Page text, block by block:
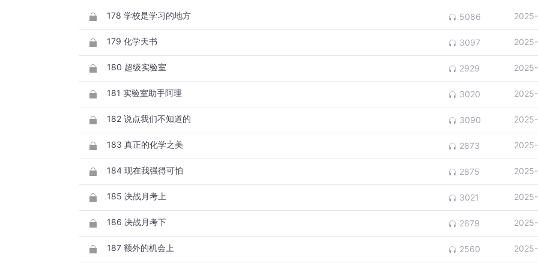
178 学校是学习的地方 5086
179 化学天书 3097
180 超级实验室 2929
181 实验室助手阿理 3020
182 说点我们不知道的 3090
183 真正的化学之美 2873
184 现在我强得可怕 2875
185 决战月考上 3021
186 决战月考下 2679
187 额外的机会上 2560